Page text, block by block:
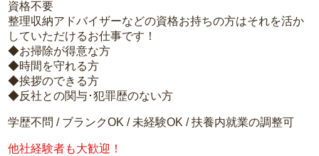
資格不要
整理収納アドバイザーなどの資格お持ちの方はそれを活か
していただけるお仕事です！
◆お掃除が得意な方
◆時間を守れる方
◆挨拶のできる方
◆反社との関与･犯罪歴のない方
学歴不問 / ブランクOK / 未経験OK / 扶養内就業の調整可
他社経験者も大歓迎！